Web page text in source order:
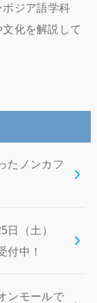
ジア語学科
化を解説して
たノンカフ
日（土）
付中！
ンモールで